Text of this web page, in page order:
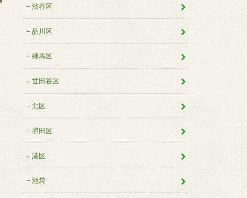
渋谷区
品川区
練馬区
世田谷区
北区
墨田区
港区
池袋